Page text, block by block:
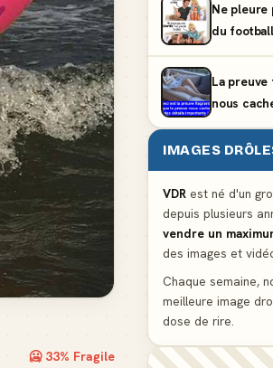
🥶 33% Fragile
Ne pleure
du football
La
nous
IMAGES
VDR est né d'un
depuis plusieurs
vendre un
des images et
Chaque semaine,
meilleure image
dose de rire.